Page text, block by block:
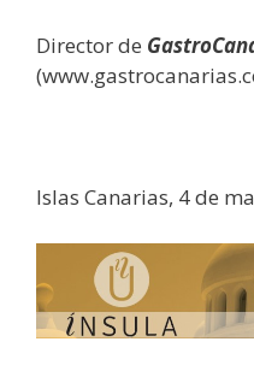
Director de
Islas Canarias, 4 de